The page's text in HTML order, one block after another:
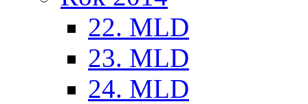
22. MLD
23. MLD
24. MLD